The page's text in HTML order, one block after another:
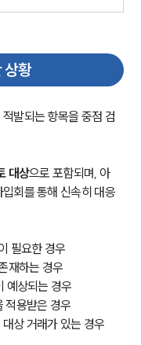
상황
발되는 항목을 중점 검
대상으로 포함되며, 아
회를 통해 신속히 대응
필요한 경우
재하는 경우
예상되는 경우
적용받은 경우
상 거래가 있는 경우